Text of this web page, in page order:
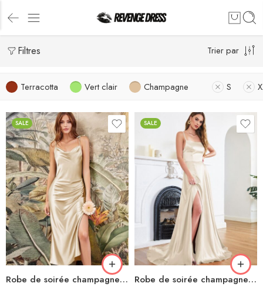
Filtres Trier par
Terracotta Vert clair Champagne S
SALE
Robe de soirée champagne en satin col bénitier mi longue fendue à bretelles sans manches
SALE
Robe de soirée champagne en satin décolleté carré longue fendue sirène